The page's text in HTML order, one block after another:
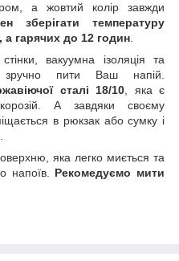
а жовтий колір завжди
зберігати температуру
а гарячих до 12 годин.
вакуумна ізоляція та
пити Ваш напій.
сталі 18/10, яка є
А завдяки своєму
в рюкзак або сумку і
яка легко миється та
напоїв. Рекомедуємо мити